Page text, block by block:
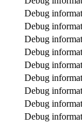
Debug
Debug
Debug
Debug
Debug
Debug
Debug
Debug
Debug